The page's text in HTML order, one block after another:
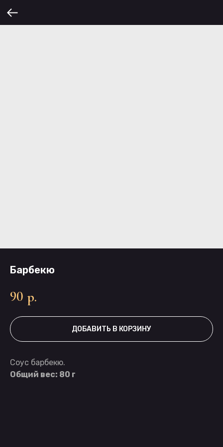
Барбекю
90 р.
ДОБАВИТЬ В КОРЗИНУ
Соус барбекю.
Общий вес: 80 г